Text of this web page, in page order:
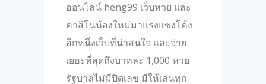
ออนไลน์ heng99 เว็บหวย และ
คาสิโนน้องใหม่มาแรงแซงโค้ง
อีกหนึ่งเว็บที่น่าสนใจ และจ่าย
เยอะที่สุดถึงบาทละ 1,000 หวย
รัฐบาลไม่มีปิดเลข มีให้เล่นทุก